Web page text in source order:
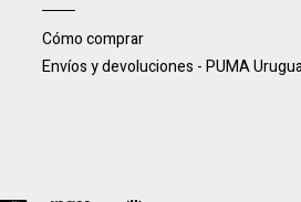
Cómo comprar
Envíos y devoluciones - PUMA